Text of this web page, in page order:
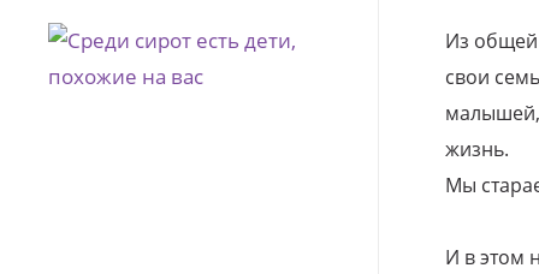
Из общей
свои
малышей,
жизнь.
Мы
И в этом